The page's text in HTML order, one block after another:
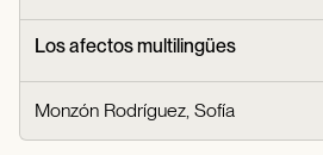
Los afectos multilingües
Monzón Rodríguez, Sofía